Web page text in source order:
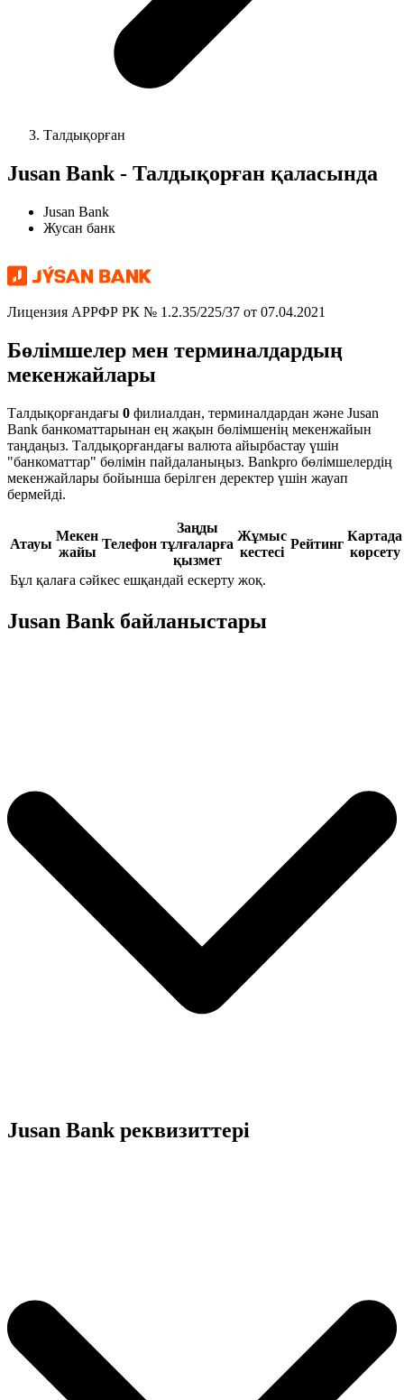
Талдықорған
Jusan Bank - Талдықорған қаласында
Jusan Bank
Жусан банк
Лицензия АРРФР РК № 1.2.35/225/37 от 07.04.2021
Бөлімшелер мен терминалдардың
мекенжайлары
Талдықорғандағы 0 филиалдан, терминалдардан және Jusan
Bank банкоматтарынан ең жақын бөлімшенің мекенжайын
таңдаңыз. Талдықорғандағы валюта айырбастау үшін
"банкоматтар" бөлімін пайдаланыңыз. Bankpro бөлімшелердің
мекенжайлары бойынша берілген деректер үшін жауап
бермейді.
Атауы
Мекен
жайы
Телефон
Заңды
тұлғаларға
қызмет
Жұмыс
кестесі
Рейтинг
Картада
көрсету
Бұл қалаға сәйкес ешқандай ескерту жоқ.
Jusan Bank байланыстары
Jusan Bank реквизиттері